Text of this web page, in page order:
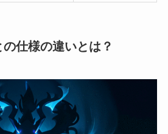
の仕様の違いとは？